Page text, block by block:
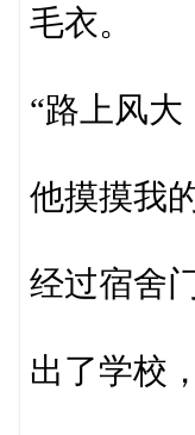
毛衣。
“路上风大
他摸摸我
经过宿舍
出了学校